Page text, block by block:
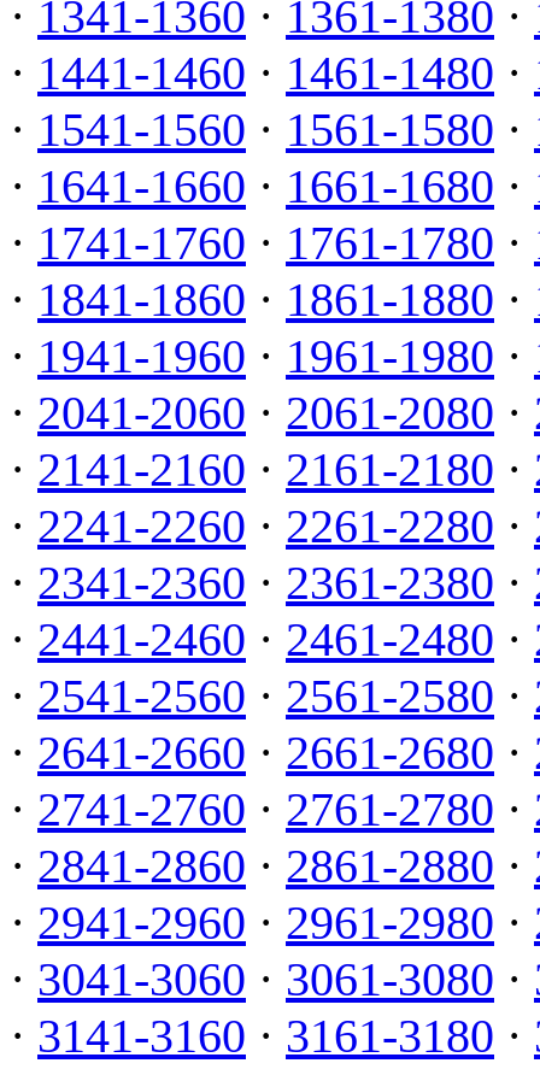
· 1341-1360 · 1361-1380 ·
· 1441-1460 · 1461-1480 ·
· 1541-1560 · 1561-1580 ·
· 1641-1660 · 1661-1680 ·
· 1741-1760 · 1761-1780 ·
· 1841-1860 · 1861-1880 ·
· 1941-1960 · 1961-1980 ·
· 2041-2060 · 2061-2080 ·
· 2141-2160 · 2161-2180 ·
· 2241-2260 · 2261-2280 ·
· 2341-2360 · 2361-2380 ·
· 2441-2460 · 2461-2480 ·
· 2541-2560 · 2561-2580 ·
· 2641-2660 · 2661-2680 ·
· 2741-2760 · 2761-2780 ·
· 2841-2860 · 2861-2880 ·
· 2941-2960 · 2961-2980 ·
· 3041-3060 · 3061-3080 ·
· 3141-3160 · 3161-3180 ·